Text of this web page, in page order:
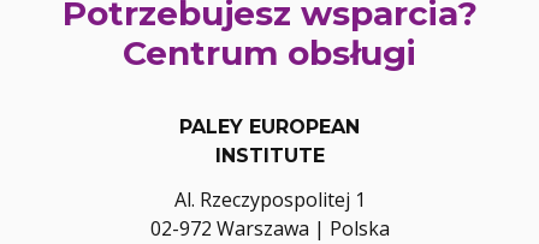
Potrzebujesz wsparcia?
Centrum obsługi
PALEY EUROPEAN
INSTITUTE
Al. Rzeczypospolitej 1
02-972 Warszawa | Polska